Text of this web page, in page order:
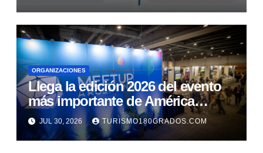
ORGANIZACIONES
Llega la edición 2026 del evento
más importante de América
Latina en turismo de reuniones
JUL 30, 2026 TURISMO180GRADOS.COM